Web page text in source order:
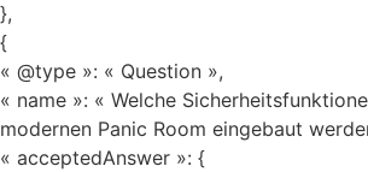
},
{
« @type »: « Question »,
« name »: « Welche
modernen Panic Room eingebaut
« acceptedAnswer »: {